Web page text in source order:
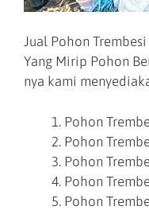
Jual Pohon
Yang Mirip Pohon
nya kami
Pohon
Pohon
Pohon
Pohon
Pohon